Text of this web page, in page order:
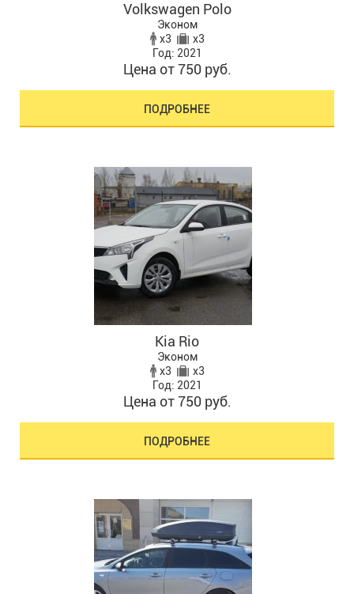
Volkswagen Polo
Эконом
x3
x3
Год: 2021
Цена от 750 руб.
ПОДРОБНЕЕ
Kia Rio
Эконом
x3
x3
Год: 2021
Цена от 750 руб.
ПОДРОБНЕЕ